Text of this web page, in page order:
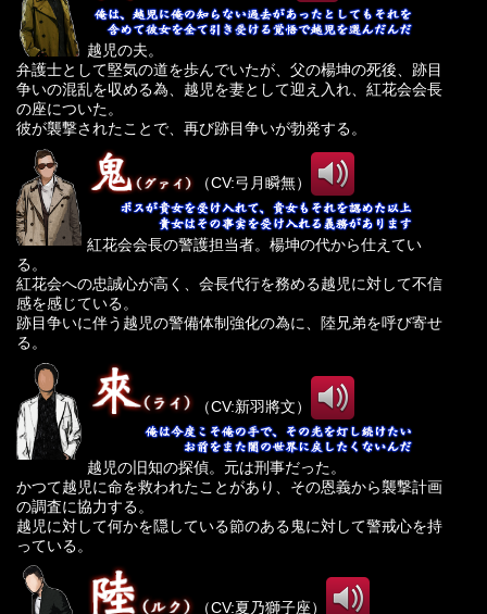
越児の夫。
弁護士として堅気の道を歩んでいたが、父の楊坤の死後、跡目
争いの混乱を収める為、越児を妻として迎え入れ、紅花会会長
の座についた。
彼が襲撃されたことで、再び跡目争いが勃発する。
（CV:弓月瞬無）
紅花会会長の警護担当者。楊坤の代から仕えてい
る。
紅花会への忠誠心が高く、会長代行を務める越児に対して不信
感を感じている。
跡目争いに伴う越児の警備体制強化の為に、陸兄弟を呼び寄せ
る。
（CV:新羽將文）
越児の旧知の探偵。元は刑事だった。
かつて越児に命を救われたことがあり、その恩義から襲撃計画
の調査に協力する。
越児に対して何かを隠している節のある鬼に対して警戒心を持
っている。
（CV:夏乃獅子座）